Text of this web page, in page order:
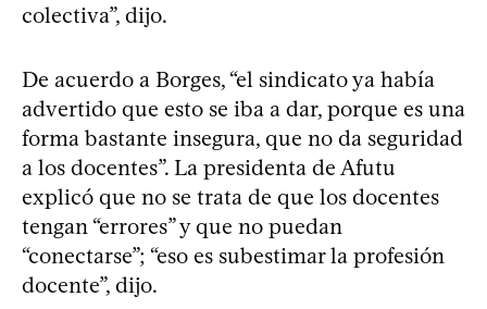
colectiva”, dijo.
De acuerdo a Borges, “el sindicato ya había
advertido que esto se iba a dar, porque es una
forma bastante insegura, que no da seguridad
a los docentes”. La presidenta de Afutu
explicó que no se trata de que los docentes
tengan “errores” y que no puedan
“conectarse”; “eso es subestimar la profesión
docente”, dijo.